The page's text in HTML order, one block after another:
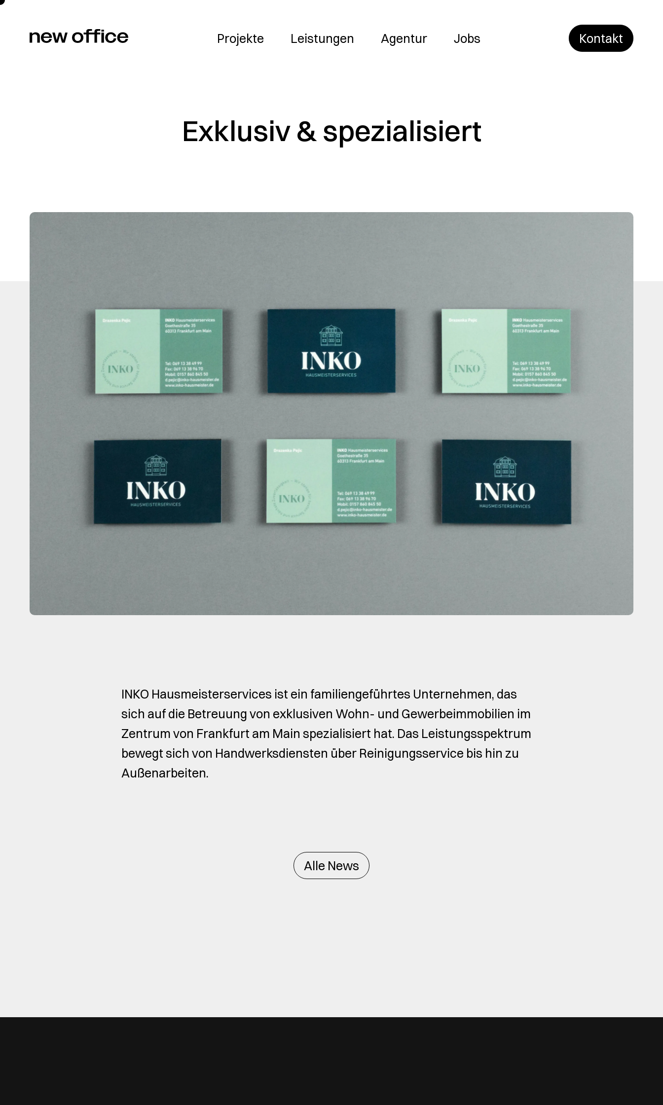
Projekte Leistungen Agentur Jobs Kontakt
Leistungen Agentur Jobs
Exklusiv & spezialisiert
INKO Hausmeisterservices ist ein familiengeführtes Unternehmen, das
sich auf die Betreuung von exklusiven Wohn- und Gewerbeimmobilien im
Zentrum von Frankfurt am Main spezialisiert hat. Das Leistungsspektrum
bewegt sich von Handwerksdiensten über Reinigungsservice bis hin zu
Außenarbeiten.
Alle News